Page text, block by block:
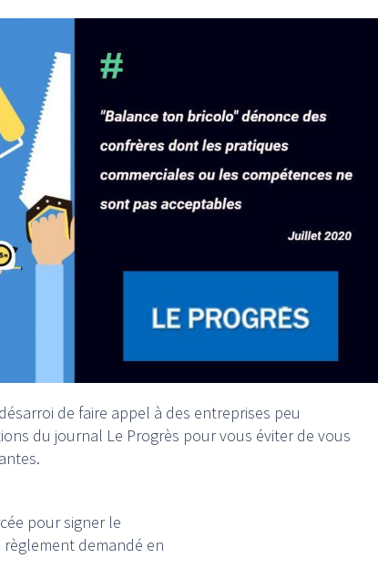
de faire appel à des entreprises peu
du journal Le Progrès pour vous éviter de vous
pour signer le
demandé en